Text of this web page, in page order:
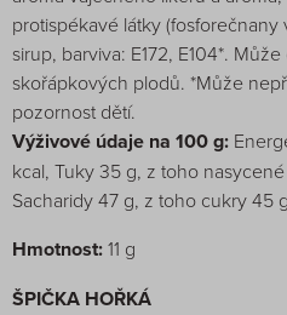
protispékavé látky
sirup, barviva: E172, E104*.
skořápkových plodů. *Může
pozornost dětí.
Výživové údaje na 100 g:
kcal, Tuky 35 g, z toho
Sacharidy 47 g, z toho cukry 45
Hmotnost:11 g
ŠPIČKA HOŘKÁ